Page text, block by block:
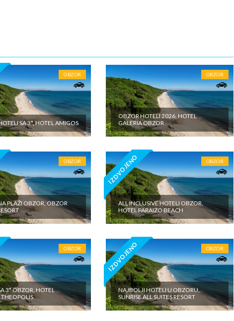
OBZOR
SA 3*, HOTEL AMIGOS
OBZOR
OBZOR HOTELI 2026, HOTEL
GALERIA OBZOR
OBZOR
PLAŽI OBZOR, OBZOR
IZDVOJENO OBZOR
ALL INCLUSIVE HOTELI OBZOR,
HOTEL PARAIZO BEACH
OBZOR
3* OBZOR, HOTEL
THEOPOLIS
IZDVOJENO OBZOR
NAJBOLJI HOTELI U OBZORU,
SUNRISE ALL SUITES RESORT